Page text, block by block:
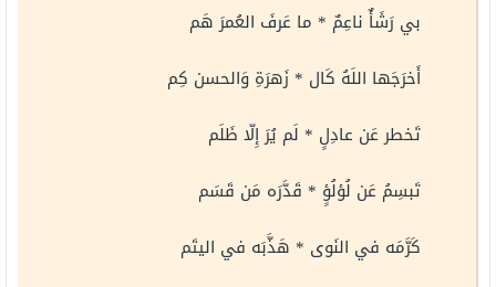
بي رَشَأٌ ناعِمٌ * ما عَرفَ العُمرَ هَم
أَخرَجَها اللَهُ كَال * زَهرَةِ وَالحسن كِم
تَخطر عَن عادِلٍ * لَم يُرَ إِلّا ظَلَم
تَبسِمُ عَن لُؤلُؤٍ * قَدَّرَه مَن قَسَم
كَرَّمَه في النَوى * هَذَّبَه في اليتَم